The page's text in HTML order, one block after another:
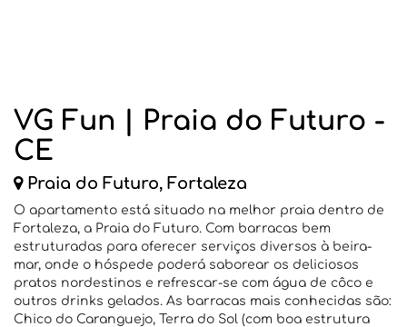
VG Fun | Praia do Futuro -
CE
Praia do Futuro, Fortaleza
O apartamento está situado na melhor praia dentro de
Fortaleza, a Praia do Futuro. Com barracas bem
estruturadas para oferecer serviços diversos à beira-
mar, onde o hóspede poderá saborear os deliciosos
pratos nordestinos e refrescar-se com água de côco e
outros drinks gelados. As barracas mais conhecidas são:
Chico do Caranguejo, Terra do Sol (com boa estrutura